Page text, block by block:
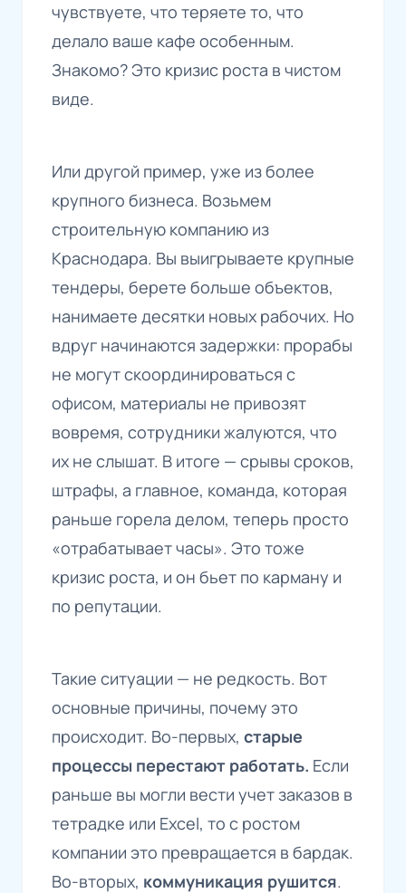
чувствуете, что теряете то, что
делало ваше кафе особенным.
Знакомо? Это кризис роста в чистом
виде.
Или другой пример, уже из более
крупного бизнеса. Возьмем
строительную компанию из
Краснодара. Вы выигрываете крупные
тендеры, берете больше объектов,
нанимаете десятки новых рабочих. Но
вдруг начинаются задержки: прорабы
не могут скоординироваться с
офисом, материалы не привозят
вовремя, сотрудники жалуются, что
их не слышат. В итоге — срывы сроков,
штрафы, а главное, команда, которая
раньше горела делом, теперь просто
«отрабатывает часы». Это тоже
кризис роста, и он бьет по карману и
по репутации.
Такие ситуации — не редкость. Вот
основные причины, почему это
происходит. Во-первых, старые
процессы перестают работать. Если
раньше вы могли вести учет заказов в
тетрадке или Excel, то с ростом
компании это превращается в бардак.
Во-вторых, коммуникация рушится.